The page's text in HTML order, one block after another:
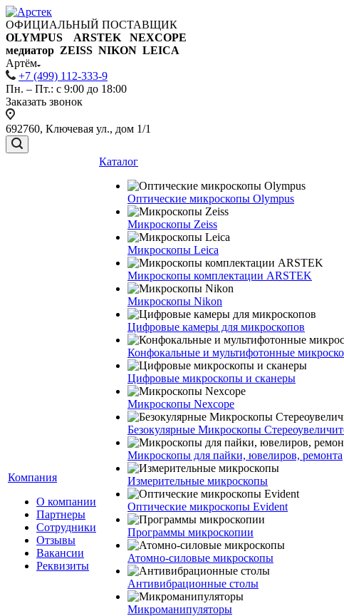
ОФИЦИАЛЬНЫЙ ПОСТАВЩИК
OLYMPUS ARSTEK NEXCOPE
медиатор ZEISS NIKON LEICA
Артём
+7 (499) 112-333-9
Пн. – Пт.: с 9:00 до 18:00
Заказать звонок
692760, Ключевая ул., дом 1/1
Компания
О компании
Партнеры
Сотрудники
Отзывы
Вакансии
Реквизиты
Каталог
Оптические микроскопы Olympus
Микроскопы Zeiss
Микроскопы Leica
Микроскопы комплектации ARSTEK
Микроскопы Nikon
Цифровые камеры для микроскопов
Конфокальные и мультифотонные
Цифровые микроскопы и сканеры
Микроскопы Nexcope
Безокулярные Микроскопы
Микроскопы для пайки, ювелиров, ремонта
Измерительные микроскопы
Оптические микроскопы Evident
Программы микроскопии
Атомно-силовые микроскопы
Антивибрационные столы
Микроманипуляторы